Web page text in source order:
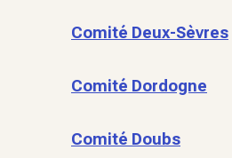
Comité Deux-Sèvres
Comité Dordogne
Comité Doubs